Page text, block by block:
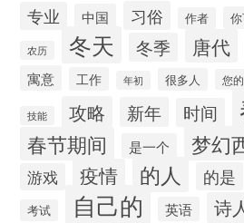
专业 中国 习俗 作者
农历 冬天 冬季 唐代
寓意 工作 年初 很多人 您的
技能 攻略 新年 时间
春节期间 是一个 梦幻
游戏 疫情 的人 的是
考试 自己的 英语 诗